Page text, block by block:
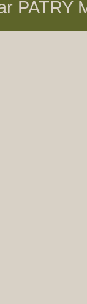
PATRY